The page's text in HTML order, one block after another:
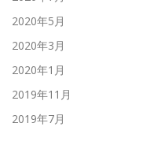
2020年5月
2020年3月
2020年1月
2019年11月
2019年7月